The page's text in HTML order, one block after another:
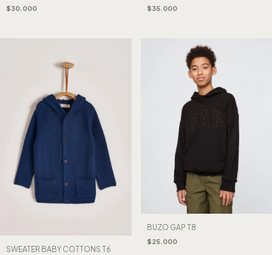
$30.000 $35.000
SWEATER BABY COTTONS T6
BUZO GAP T8
$25.000